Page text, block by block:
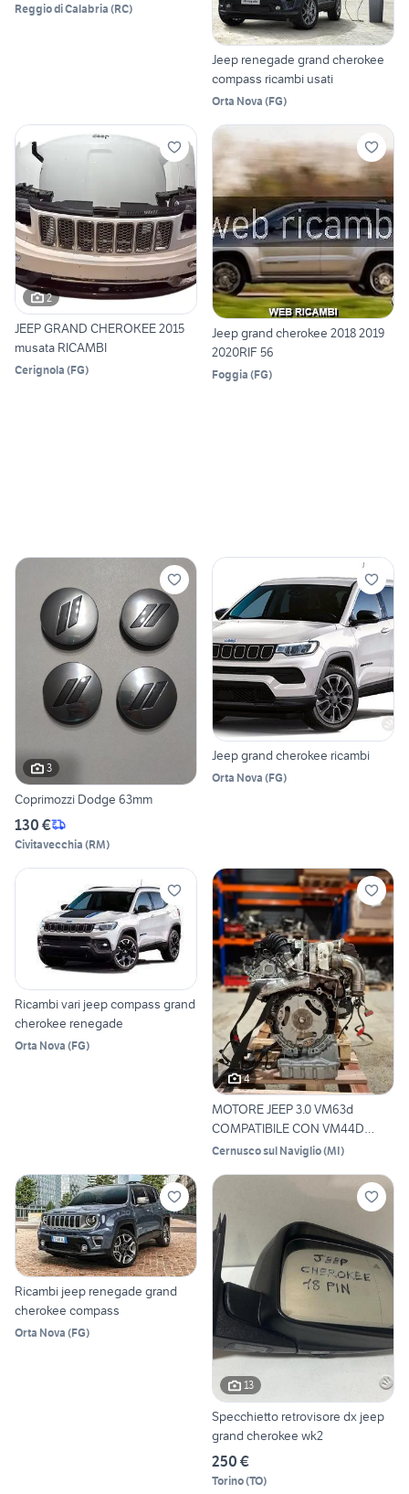
Reggio di Calabria (RC)
Jeep renegade grand cherokee
compass ricambi usati
Orta Nova (FG)
2
JEEP GRAND CHEROKEE 2015
musata RICAMBI
Cerignola (FG)
Jeep grand cherokee 2018 2019
2020RIF 56
Foggia (FG)
3
Coprimozzi Dodge 63mm
130 €
Civitavecchia (RM)
Jeep grand cherokee ricambi
Orta Nova (FG)
Ricambi vari jeep compass grand
cherokee renegade
Orta Nova (FG)
4
MOTORE JEEP 3.0 VM63d
COMPATIBILE CON VM44D
M15746
Cernusco sul Naviglio(MI)
Ricambi jeep renegade grand
cherokee compass
Orta Nova (FG)
13
Specchietto retrovisore dx jeep
grand cherokee wk2
250 €
Torino(TO)